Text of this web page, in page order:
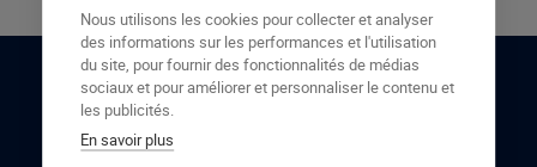
RESTONS EN CONTACT
Nous utilisons les cookies pour collecter et analyser
des informations sur les performances et l'utilisation
du site, pour fournir des fonctionnalités de médias
sociaux et pour améliorer et personnaliser le contenu et
les publicités.
En savoir plus